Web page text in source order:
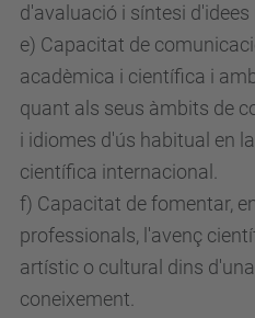
d'avaluació i síntesi d'idees
e) Capacitat de
acadèmica i científica i
quant als seus àmbits de
i idiomes d'ús habitual en
científica internacional.
f) Capacitat de fomentar,
professionals, l'avenç
artístic o cultural dins
coneixement.